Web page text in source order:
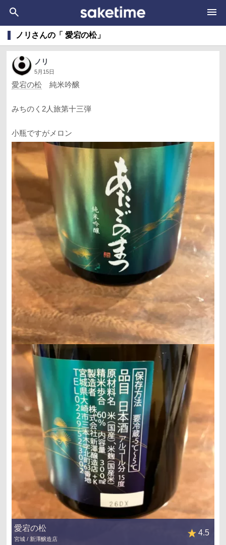
ノリさんの「 愛宕の松」
ノリ
5月15日
愛宕の松 純米吟醸
みちのく2人旅第十三弾
小瓶ですがメロン
愛宕の松
宮城 / 新澤醸造店
4.5